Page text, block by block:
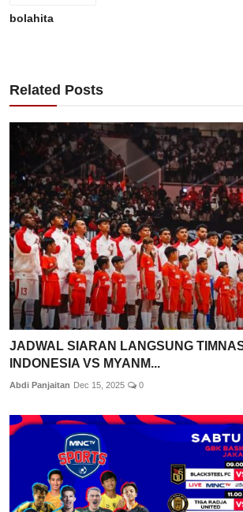
bolahita
Related Posts
JADWAL SIARAN LANGSUNG
INDONESIA VS MYANM...
Abdi Panjaitan Dec 15, 2025 0